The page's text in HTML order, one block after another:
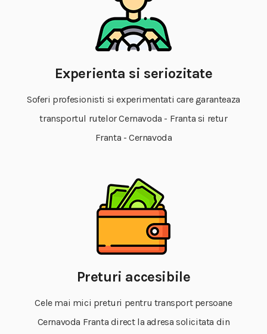
Experienta si seriozitate
Soferi profesionisti si experimentati care garanteaza
transportul rutelor Cernavoda - Franta si retur
Franta - Cernavoda
Preturi accesibile
Cele mai mici preturi pentru transport persoane
Cernavoda Franta direct la adresa solicitata din